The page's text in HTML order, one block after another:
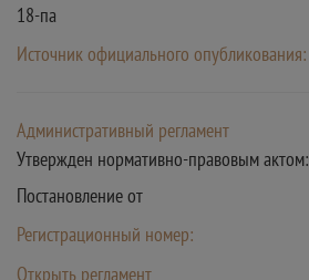
18-па
Источник официального опубликования:
Административный регламент
Утвержден нормативно-правовым актом:
Постановление от
Регистрационный номер:
Открыть регламент